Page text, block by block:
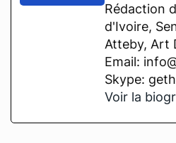
Rédaction
d'Ivoire,
Atteby, Art
Email:
Skype:
Voir la